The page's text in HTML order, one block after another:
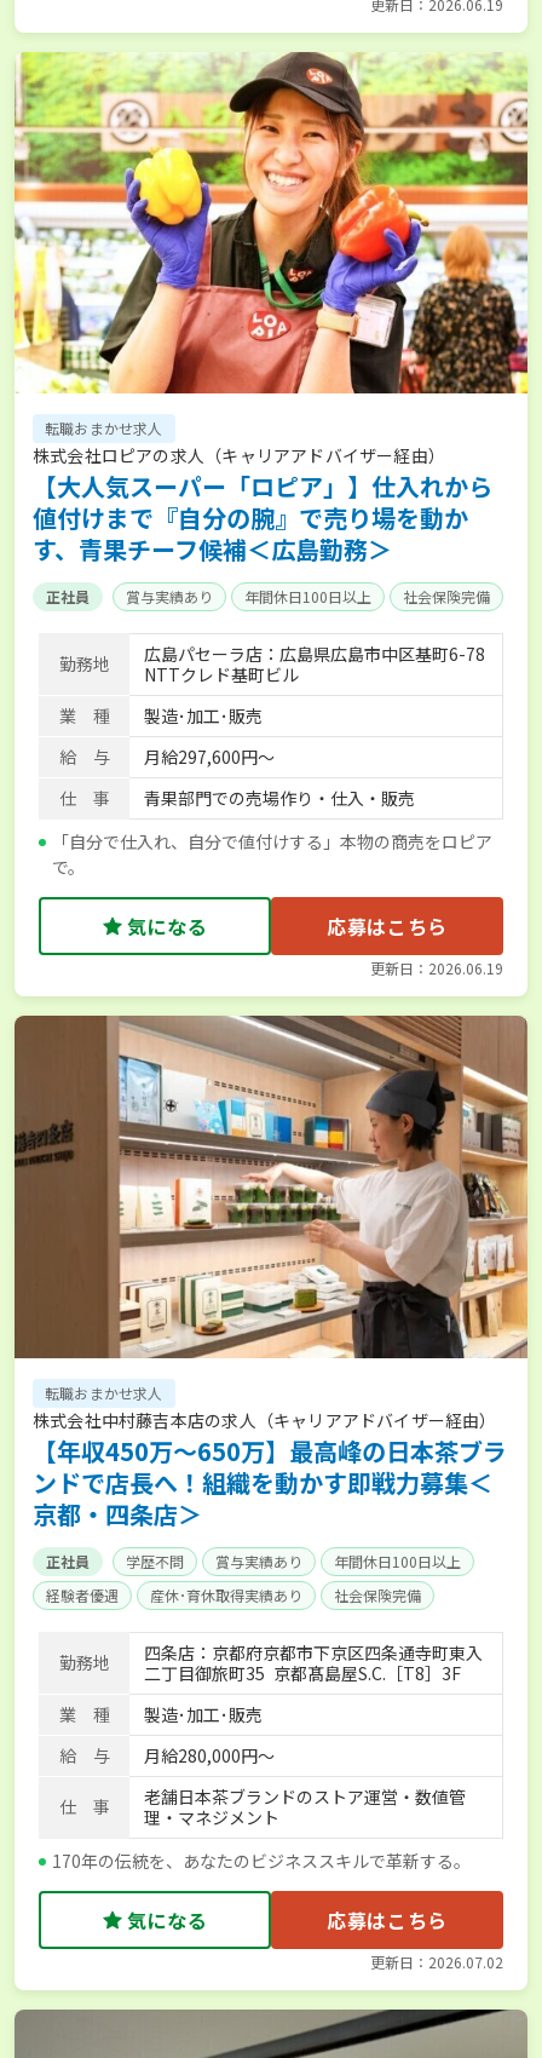
転職おまかせ求人
株式会社ロピアの求人（キャリアアドバイザー経由）
【大人気スーパー「ロピア」】仕入れから
値付けまで『自分の腕』で売り場を動か
す、青果チーフ候補＜広島勤務＞
正社員 賞与実績あり 年間休日100日以上 社会保険完備
勤務地
広島パセーラ店：広島県広島市中区基町6-78
NTTクレド基町ビル
業 種
製造･加工･販売
給 与
月給297,600円～
仕 事
青果部門での売場作り・仕入・販売
「自分で仕入れ、自分で値付けする」本物の商売をロピア
で。
気になる 応募はこちら
更新日：2026.06.19
転職おまかせ求人
株式会社中村藤吉本店の求人（キャリアアドバイザー経由）
【年収450万〜650万】最高峰の日本茶ブラ
ンドで店長へ！組織を動かす即戦力募集＜
京都・四条店＞
正社員 学歴不問 賞与実績あり
年間休日100日以上
経験者優遇
産休･育休取得実績あり 社会保険完備
勤務地
四条店：京都府京都市下京区四条通寺町東入
二丁目御旅町35 京都髙島屋S.C.［T8］3F
業 種
製造･加工･販売
給 与
月給280,000円～
仕 事
老舗日本茶ブランドのストア運営・数値管
理・マネジメント
170年の伝統を、あなたのビジネススキルで革新する。
気になる 応募はこちら
更新日：2026.07.02